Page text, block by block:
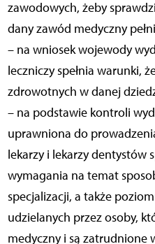
zawodowych, żeby
dany zawód medyczny
– na wniosek wojewody
leczniczy spełnia warunki,
zdrowotnych w danej
– na podstawie kontroli
uprawniona do
lekarzy i lekarzy dentystów
wymagania na temat
specjalizacji, a także
udzielanych przez osoby,
medyczny i są zatrudnione